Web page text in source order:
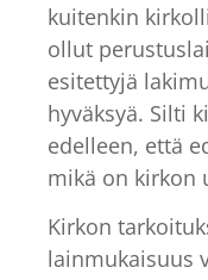
kuitenkin
ollut
esitettyjä
hyväksyä. Silti
edelleen, että
mikä on kirkon
Kirkon
lainmukaisuus